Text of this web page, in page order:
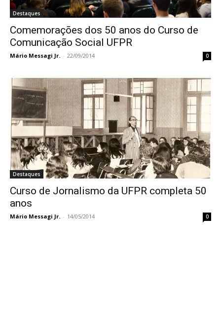
Destaques
Comemorações dos 50 anos do Curso de
Comunicação Social UFPR
Mário Messagi Jr. - 22/09/2014 0
Destaques
Curso de Jornalismo da UFPR completa 50
anos
Mário Messagi Jr. - 14/05/2014 0